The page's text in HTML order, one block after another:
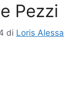
di Loris